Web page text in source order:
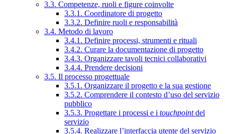
3.3. Competenze, ruoli e figure coinvolte
3.3.1. Coordinatore di progetto
3.3.2. Definire ruoli e responsabilità
3.4. Metodo di lavoro
3.4.1. Definire processi, strumenti e rituali
3.4.2. Curare la documentazione di progetto
3.4.3. Organizzare tavoli tecnici collaborativi
3.4.4. Prendere decisioni
3.5. Il processo progettuale
3.5.1. Organizzare il progetto e la sua gestione
3.5.2. Comprendere il contesto d’uso del servizio
pubblico
3.5.3. Progettare i processi e i touchpointdel
servizio
3.5.4. Realizzare l’interfaccia utente del servizio